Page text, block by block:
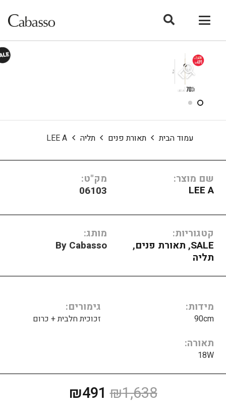
עמוד הבית תאורת פנים תליה LEE A
שם מוצר:
LEE A
מק"ט:
06103
קטגוריות:
SALE
, תאורת פנים,
תליה
מותג:
By Cabasso
מידות
90cm
גימורים
זכוכית חלבית + כרום
תאורה
18W
₪1,638 המחיר
₪491